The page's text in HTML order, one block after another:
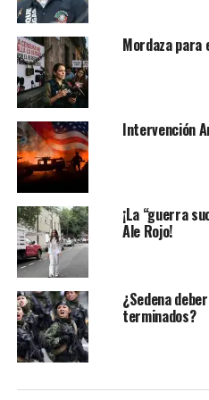
Los 26, de acuerdo con las
amenazaron a funcionarios y
corrupción e intimidación.
García Harfuch revela que
homicidios, delitos con arma
organizada y lavado de
por los que contaban con
Estados Unidos.
Fueron capturados en
personas inocentes,
funcionarios, producir y
violencia en comunidades
Es de resaltar que varios de
obtenido amparos para
Mordaza
Intervención
¡La “guerra
Ale Rojo!
¿Sedena
terminados?